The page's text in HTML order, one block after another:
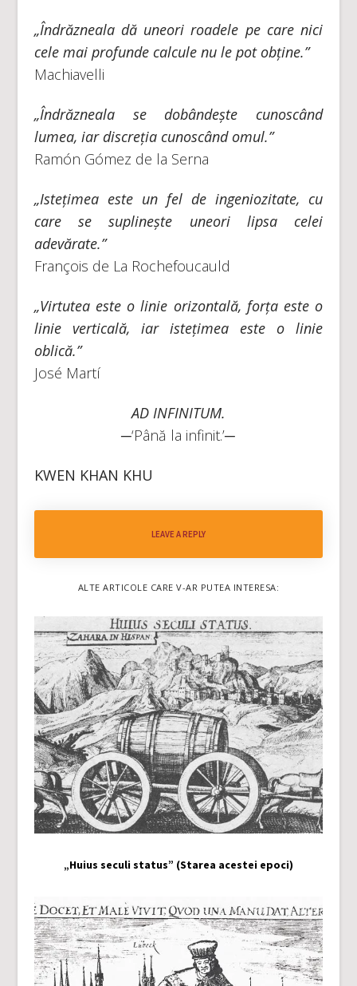
„Îndrăzneala dă uneori roadele pe care nici
cele mai profunde calcule nu le pot obține.”
Machiavelli
„Îndrăzneala se dobândește cunoscând
lumea, iar discreția cunoscând omul.”
Ramón Gómez de la Serna
„Istețimea este un fel de ingeniozitate, cu
care se suplinește uneori lipsa celei
adevărate.”
François de La Rochefoucauld
„Virtutea este o linie orizontală, forța este o
linie verticală, iar istețimea este o linie
oblică.”
José Martí
AD INFINITUM.
─‘Până la infinit.’─
KWEN KHAN KHU
LEAVE A REPLY
ALTE ARTICOLE CARE V-AR PUTEA INTERESA:
„Huius seculi status” (Starea acestei epoci)